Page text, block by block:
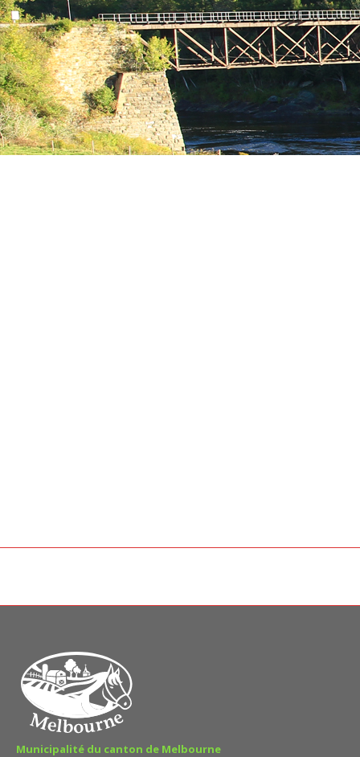
Municipalité du canton de Melbourne